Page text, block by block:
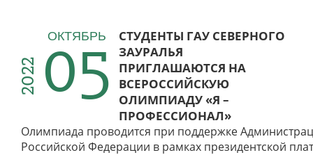
2022
ОКТЯБРЬ
05
СТУДЕНТЫ ГАУ СЕВЕРНОГО
ЗАУРАЛЬЯ
ПРИГЛАШАЮТСЯ НА
ВСЕРОССИЙСКУЮ
ОЛИМПИАДУ «Я –
ПРОФЕССИОНАЛ»
Олимпиада проводится при поддержке
Российской Федерации в рамках президентской